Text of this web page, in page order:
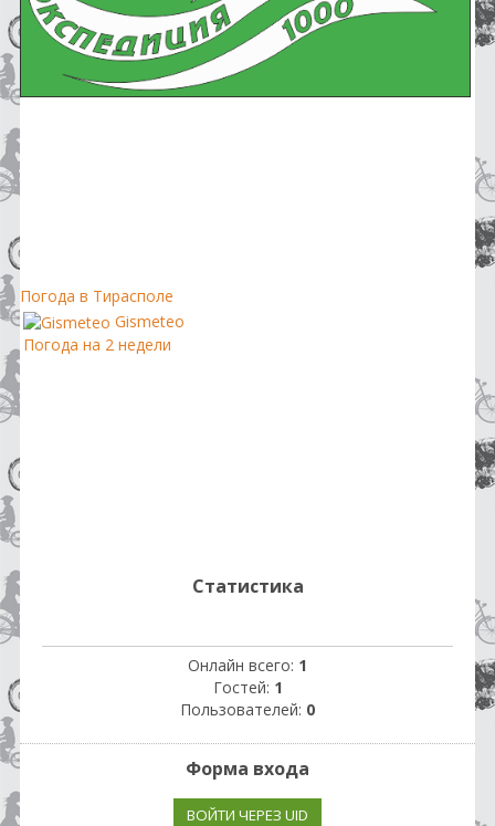
Погода в Тирасполе
Gismeteo
Погода на 2 недели
Статистика
Онлайн всего: 1
Гостей: 1
Пользователей: 0
Форма входа
ВОЙТИ ЧЕРЕЗ UID